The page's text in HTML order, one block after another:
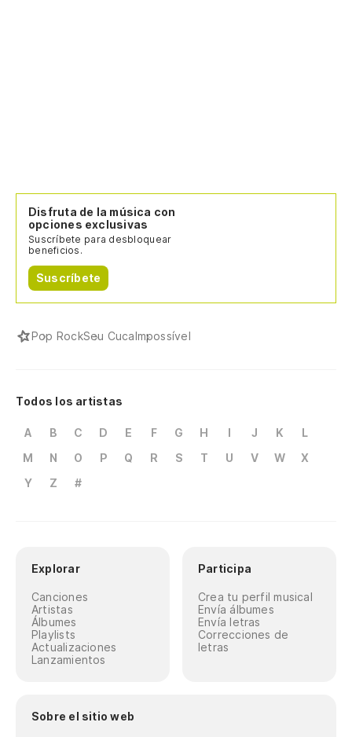
Disfruta de la música con
opciones exclusivas
Suscríbete para desbloquear
beneficios.
Suscríbete
Pop RockSeu CucaImpossível
Todos los artistas
A B C D E F G H I J K
L
M
N O P Q R S T U V W
X
Y
Z #
Explorar
Canciones
Artistas
Álbumes
Playlists
Actualizaciones
Lanzamientos
Participa
Crea tu perfil musical
Envía álbumes
Envía letras
Correcciones de
letras
Sobre el sitio web